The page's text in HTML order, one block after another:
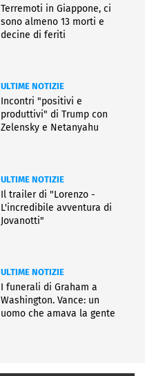
Terremoti in Giappone, ci
sono almeno 13 morti e
decine di feriti
ULTIME NOTIZIE
Incontri "positivi e
produttivi" di Trump con
Zelensky e Netanyahu
ULTIME NOTIZIE
Il trailer di "Lorenzo -
L'incredibile avventura di
Jovanotti"
ULTIME NOTIZIE
I funerali di Graham a
Washington. Vance: un
uomo che amava la gente